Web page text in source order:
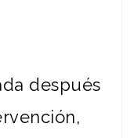
después